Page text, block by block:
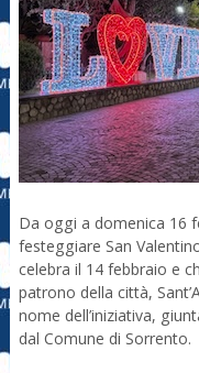
Da oggi a domenica 16
festeggiare San
celebra il 14 febbraio e
patrono della città,
nome dell’iniziativa,
dal Comune di Sorrento.